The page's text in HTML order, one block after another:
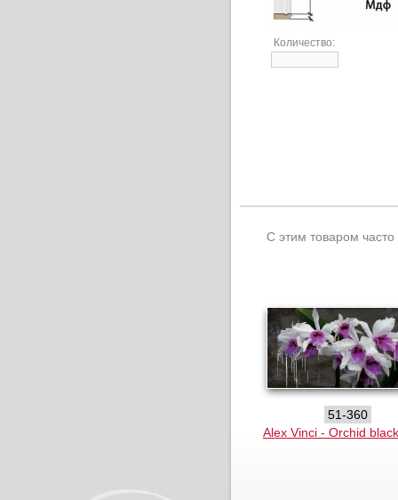
Количество:
С этим товаром часто
51-360
Alex Vinci - Orchid